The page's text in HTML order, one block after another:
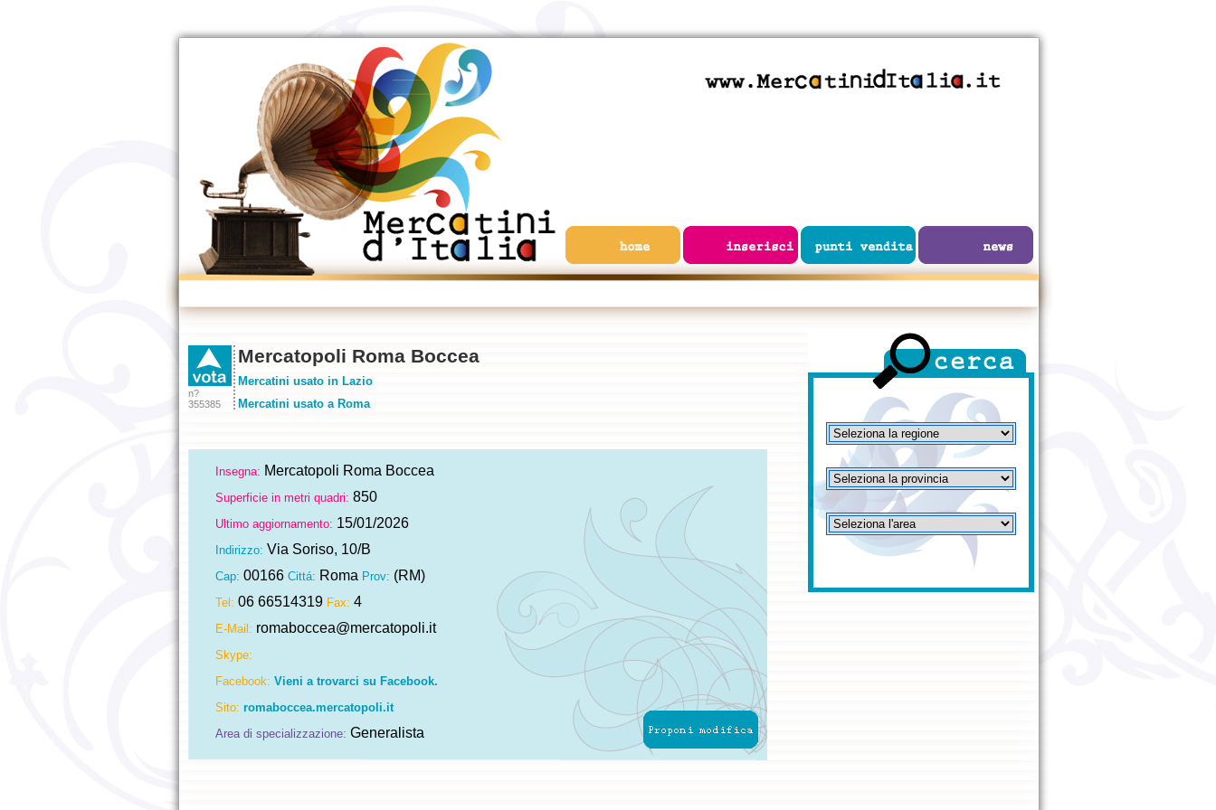
n?
355385
Mercatopoli Roma Boccea
Mercatini usato in Lazio
Mercatini usato a Roma
Insegna: Mercatopoli Roma Boccea
Superficie in metri quadri: 850
Ultimo aggiornamento: 15/01/2026
Indirizzo: Via Soriso, 10/B
Cap: 00166 Cittá: Roma Prov: (RM)
Tel: 06 66514319 Fax: 4
E-Mail: romaboccea@mercatopoli.it
Skype:
Facebook: Vieni a trovarci su Facebook.
Sito: romaboccea.mercatopoli.it
Area di specializzazione: Generalista